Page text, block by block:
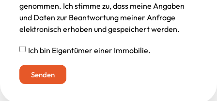
genommen. Ich stimme zu, dass meine Angaben
und Daten zur Beantwortung meiner Anfrage
elektronisch erhoben und gespeichert werden.
Ich bin Eigentümer einer Immobilie.
Senden